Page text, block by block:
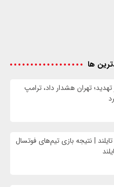
ها
تهدید؛ تهران هشدار داد، ترامپ
تایلند | نتیجه بازی تیم‌های فوتسال